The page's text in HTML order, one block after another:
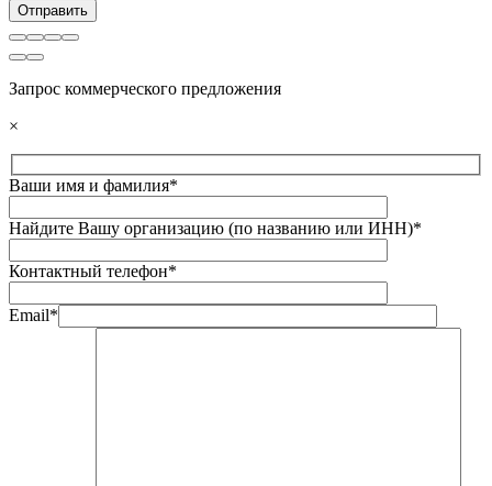
Запрос коммерческого предложения
×
Ваши имя и фамилия*
Найдите Вашу организацию (по названию или ИНН)*
Контактный телефон*
Email*